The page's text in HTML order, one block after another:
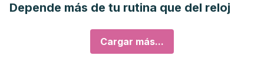
Depende más de tu rutina que del reloj
Cargar más...